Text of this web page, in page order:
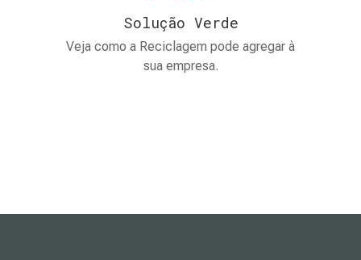
Solução Verde
Veja como a Reciclagem pode agregar à
sua empresa.